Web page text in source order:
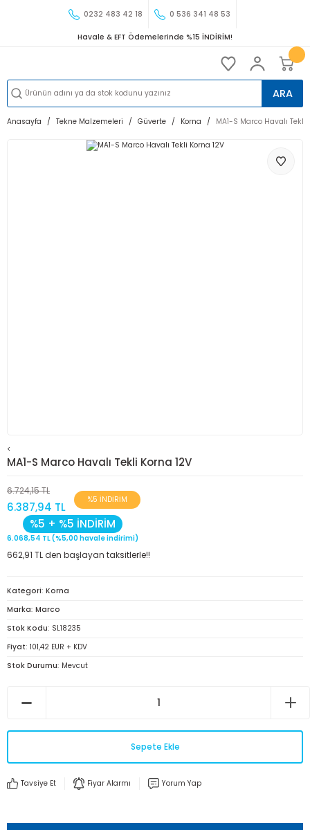
0232 483 42 18 0 536 341 48 53
Havale & EFT Ödemelerinde %15 İNDİRİM!
ARA
Anasayfa Tekne Malzemeleri Güverte Korna MA1-S Marco Havalı Tekli
<
MA1-S Marco Havalı Tekli Korna 12V
6.724,15 TL
6.387,94 TL
%5 İNDİRİM
%5 + %5 İNDİRİM
6.068,54 TL (%5,00 havale indirimi)
662,91 TL den başlayan taksitlerle!!
Kategori Korna
Marka Marco
Stok Kodu SL18235
Fiyat 101,42 EUR + KDV
Stok Durumu Mevcut
Sepete Ekle
Tavsiye Et Fiyar Alarmı Yorum Yap